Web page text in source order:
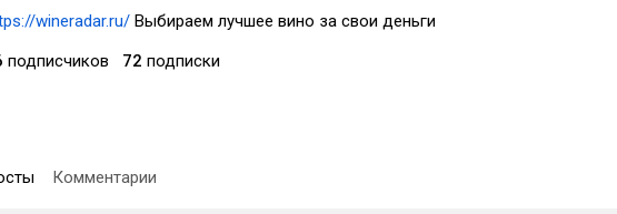
wineradar.ru/ Выбираем лучшее вино за свои деньги
подписчиков 72 подписки
Комментарии